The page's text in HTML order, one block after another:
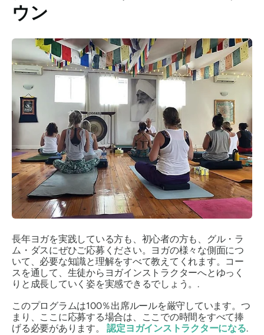
ウン
長年ヨガを実践している方も、初心者の方も、グル・ラ
ム・ダスにぜひご応募ください。ヨガの様々な側面につ
いて、必要な知識と理解をすべて教えてくれます。コー
スを通して、生徒からヨガインストラクターへとゆっく
りと成長していく姿を実感できるでしょう。.
このプログラムは100％出席ルールを厳守しています。つ
まり、ここに応募する場合は、ここでの時間をすべて捧
げる必要があります。認定ヨガインストラクターになる.